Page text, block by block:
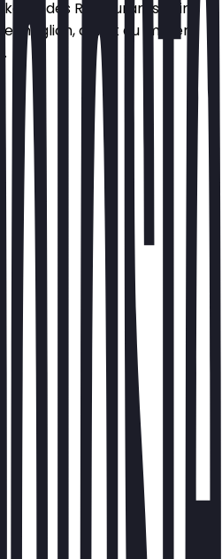
des Restaurants. Wir
möglich, damit du immer